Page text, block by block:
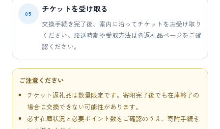
05 チケットを受け取る
交換手続き完了後、案内に沿ってチケットをお受け取り
ください。発送時期や受取方法は各返礼品ページをご確
認ください。
ご注意ください
チケット返礼品は数量限定です。寄附完了後でも在庫終了の
場合は交換できない可能性があります。
必ず在庫状況と必要ポイント数をご確認のうえ、寄附手続き